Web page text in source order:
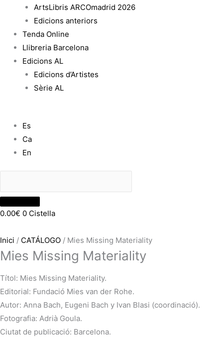
ArtsLibris ARCOmadrid 2026
Edicions anteriors
Tenda Online
Llibreria Barcelona
Edicions AL
Edicions d’Artistes
Sèrie AL
Es
Ca
En
0.00€ 0 Cistella
Inici / CATÁLOGO / Mies Missing Materiality
Mies Missing Materiality
Títol: Mies Missing Materiality.
Editorial: Fundació Mies van der Rohe.
Autor: Anna Bach, Eugeni Bach y Ivan Blasi (coordinació).
Fotografia: Adrià Goula.
Ciutat de publicació: Barcelona.